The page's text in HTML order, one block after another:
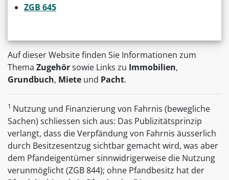
ZGB 645
Auf dieser Website finden Sie Informationen zum
Thema Zugehörsowie Links zu Immobilien,
Grundbuch, Miete und Pacht.
1 Nutzung und Finanzierung von Fahrnis (bewegliche
Sachen) schliessen sich aus: Das Publizitätsprinzip
verlangt, dass die Verpfändung von Fahrnis äusserlich
durch Besitzesentzug sichtbar gemacht wird, was aber
dem Pfandeigentümer sinnwidrigerweise die Nutzung
verunmöglicht (ZGB 844); ohne Pfandbesitz hat der